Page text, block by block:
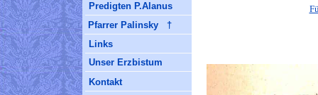
Predigten P.Alanus
Pfarrer Palinsky †
Links
Unser Erzbistum
Kontakt